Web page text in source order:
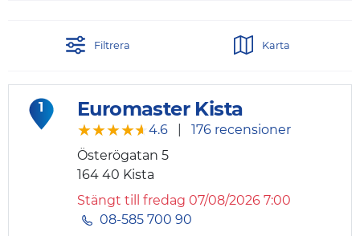
Karta
Filtrera
1 Euromaster Kista
★★★★★
★★★★★4.6 |176 recensioner
Österögatan 5
164 40 Kista
Stängt till fredag 07/08/2026 7:00
08-585 700 90